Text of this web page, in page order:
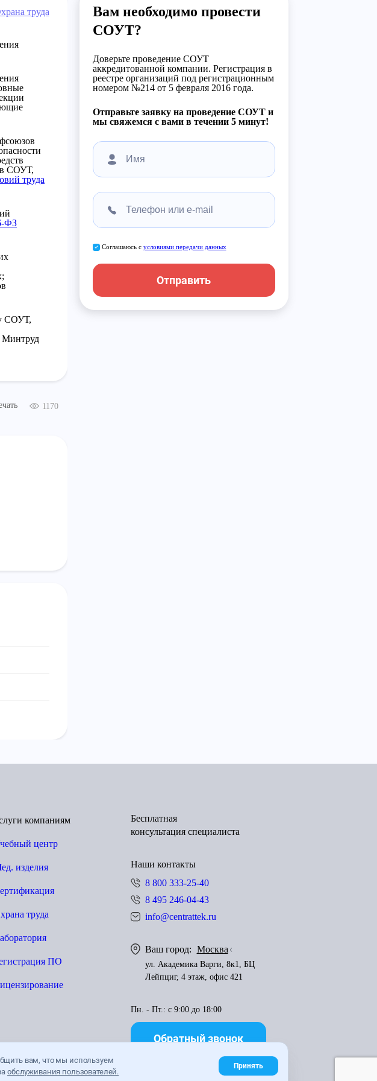
вам, что мы используем
обслуживания пользователей.
Принять
труда
СОУТ,
труда
ФЗ
СОУТ,
Минтруд
1170
Вам необходимо провести
СОУТ?
Доверьте проведение СОУТ
аккредитованной компании. Регистрация в
реестре организаций под регистрационным
номером №214 от 5 февраля 2016 года.
Отправьте заявку на проведение СОУТ и
мы свяжемся с вами в течении 5 минут!
Соглашаюсь с условиями передачи данных
Отправить
компаниям
центр
изделия
труда
ПО
Бесплатная
консультация специалиста
Наши контакты
8 800 333-25-40
8 495 246-04-43
info@centrattek.ru
Ваш город: Москва
ул. Академика Варги, 8к1, БЦ
Лейпциг, 4 этаж, офис 421
Пн. - Пт.: с 9:00 до 18:00
Обратный звонок